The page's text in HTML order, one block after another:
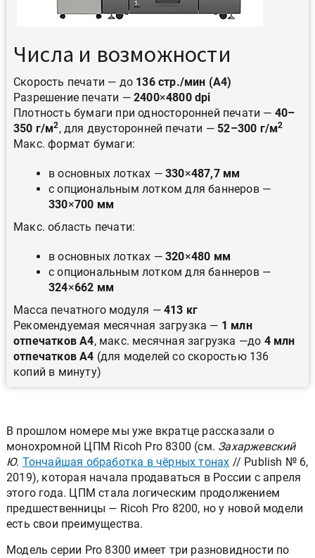
Числа и возможности
Скорость печати — до 136 стр./мин (А4)
Разрешение печати —2400×4800 dpi
Плотность бумаги при односторонней печати — 40–
350 г/м2, для двусторонней печати — 52–300 г/м2
Макс. формат бумаги:
в основных лотках —330×487,7 мм
с опциональным лотком для баннеров —
330×700 мм
Макс. область печати:
в основных лотках —320×480 мм
с опциональным лотком для баннеров —
324×662 мм
Масса печатного модуля —413 кг
Рекомендуемая месячная загрузка — 1 млн
отпечатков А4, макс. месячная загрузка —до 4 млн
отпечатков А4 (для моделей со скоростью 136
копий в минуту)
В прошлом номере мы уже вкратце рассказали о
монохромной ЦПМ Ricoh Pro 8300 (см. Захаржевский
Ю. Тончайшая обработка в чёрных тонах // Publish № 6,
2019), которая начала продаваться в России с апреля
этого года. ЦПМ стала логическим продолжением
предшественницы — Ricoh Pro 8200, но у новой модели
есть свои преимущества.
Модель серии Pro 8300 имеет три разновидности по